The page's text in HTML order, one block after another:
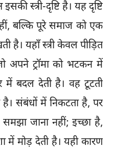
स्त्री-दृष्टि है। यह दृष्टि
बल्कि पूरे समाज को एक
है। यहाँ स्त्री केवल पीड़ित
ट्रॉमा को भटकन में
में बदल देती है। वह टूटती
है। संबंधों में निकटता है, पर
समझा जाना नहीं; इच्छा है,
में मोड़ देती है। यही कारण